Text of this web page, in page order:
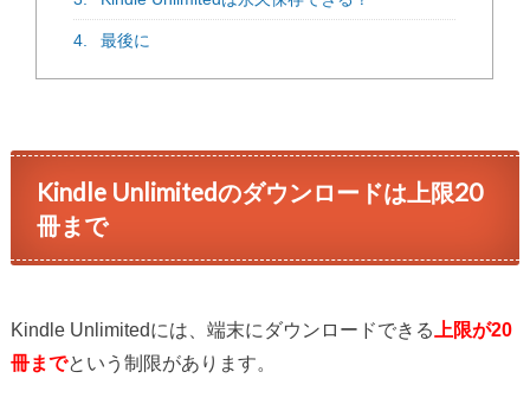
4. 最後に
Kindle Unlimitedのダウンロードは上限20
冊まで
Kindle Unlimitedには、端末にダウンロードできる
上限が20
冊までという制限があります。